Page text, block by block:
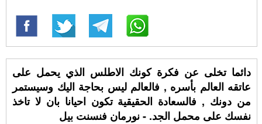
دائما تخلى عن فكرة كونك الاطلس الذي يحمل على
عاتقه العالم بأسره , فالعالم ليس بحاجة اليك وسيستمر
من دونك , فالسعادة الحقيقية تكون احيانا بان لا تاخذ
نفسك على محمل الجد. - نورمان فنسنت بيل